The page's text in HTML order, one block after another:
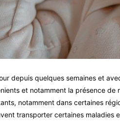
depuis quelques semaines et
et notamment la présence
notamment dans certaines
transporter certaines